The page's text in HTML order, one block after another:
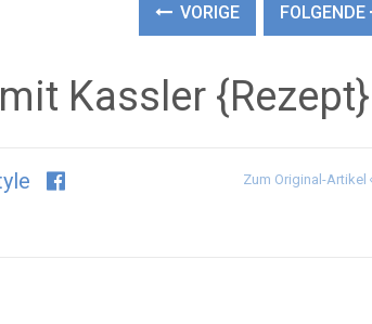
VORIGE FOLGENDE
Kassler {Rezept}
Zum Original-Artikel